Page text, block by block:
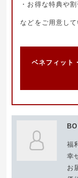
・お得な特典や
などをご用意して
ベネフィット
福
幸
お